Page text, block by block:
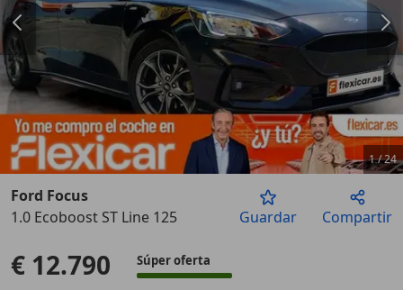
Anterior
1/24
Ford Focus
1.0 Ecoboost ST Line 125
Guardar Compartir
€ 12.790 Súper oferta